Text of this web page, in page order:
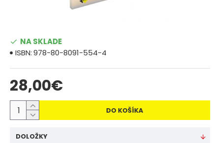
28,00€
NA SKLADE
ISBN:978-80-8091-554-4
DO KOŠÍKA
DOLOŽKY